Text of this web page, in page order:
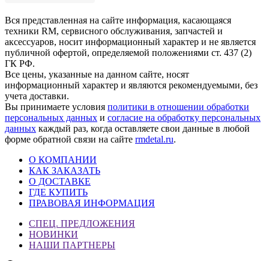
Вся представленная на сайте информация, касающаяся
техники RM, сервисного обслуживания, запчастей и
аксессуаров, носит информационный характер и не является
публичной офертой, определяемой положениями ст. 437 (2)
ГК РФ.
Все цены, указанные на данном сайте, носят
информационный характер и являются рекомендуемыми, без
учета доставки.
Вы принимаете условия политики в отношении обработки
персональных данных и согласие на обработку персональных
данных каждый раз, когда оставляете свои данные в любой
форме обратной связи на сайте rmdetal.ru.
О КОМПАНИИ
КАК ЗАКАЗАТЬ
О ДОСТАВКЕ
ГДЕ КУПИТЬ
ПРАВОВАЯ ИНФОРМАЦИЯ
СПЕЦ. ПРЕДЛОЖЕНИЯ
НОВИНКИ
НАШИ ПАРТНЕРЫ